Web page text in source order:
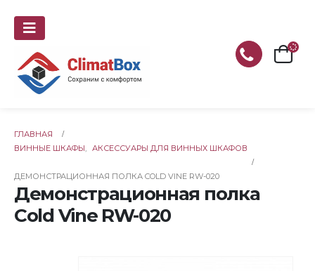
ГЛАВНАЯ
ВИННЫЕ ШКАФЫ, АКСЕССУАРЫ ДЛЯ ВИННЫХ ШКАФОВ
ДЕМОНСТРАЦИОННАЯ ПОЛКА COLD VINE RW-020
Демонстрационная полка
Cold Vine RW-020